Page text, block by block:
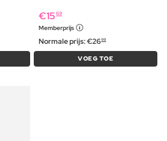
€15 69
Memberprijs
Normale prijs:€2699
VOEG TOE